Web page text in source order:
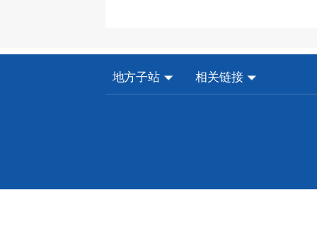
地方子站 相关链接